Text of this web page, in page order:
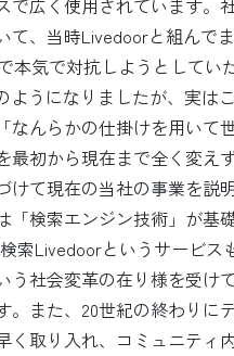
で広く使用されています。
て、当時Livedoorと組んで
本気で対抗しようとしてい
ようになりましたが、実は
なんらかの仕掛けを用いて
最初から現在まで全く変え
けて現在の当社の事業を説
「検索エンジン技術」が基
索Livedoorというサービ
う社会変革の在り様を受け
。また、20世紀の終わり
く取り入れ、コミュニティ